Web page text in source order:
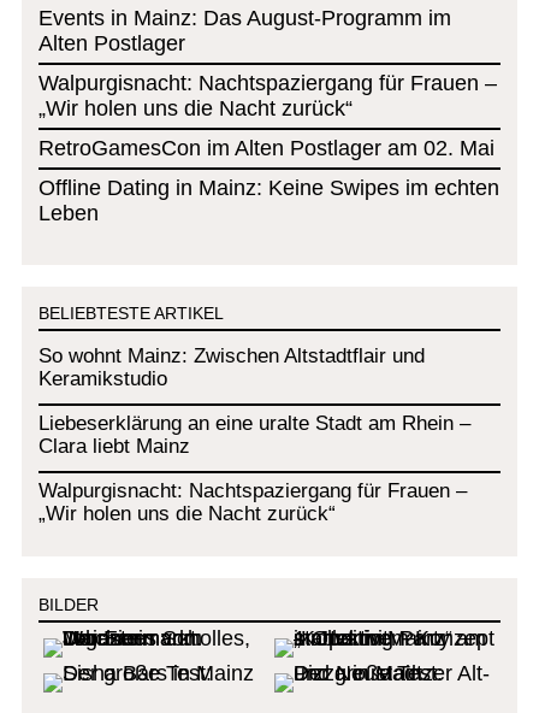
Events in Mainz: Das August-Programm im
Alten Postlager
Walpurgisnacht: Nachtspaziergang für Frauen –
„Wir holen uns die Nacht zurück“
RetroGamesCon im Alten Postlager am 02. Mai
Offline Dating in Mainz: Keine Swipes im echten
Leben
BELIEBTESTE ARTIKEL
So wohnt Mainz: Zwischen Altstadtflair und
Keramikstudio
Liebeserklärung an eine uralte Stadt am Rhein –
Clara liebt Mainz
Walpurgisnacht: Nachtspaziergang für Frauen –
„Wir holen uns die Nacht zurück“
BILDER